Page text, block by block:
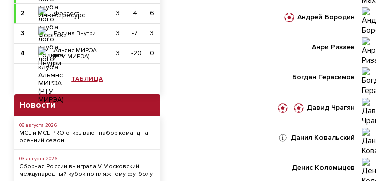
2 Форпост 3 4 6
3 Родина Внутри 3 -7 3
4
Альянс МИРЭА
(РТУ МИРЭА)
3 -20 0
ТАБЛИЦА
Новости
06 августа 2026
MCL и MCL PRO открывают набор команд на
осенний сезон!
03 августа 2026
Сборная России выиграла V Московский
международный кубок по пляжному футболу
Андрей Бородин
Анри Ризаев
Богдан Герасимов
Давид Чрагян
Данил Ковальский
Денис Коломыцев